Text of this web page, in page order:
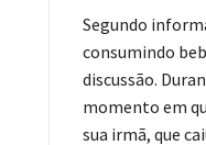
Segundo
consumindo
discussão.
momento em
sua irmã, que